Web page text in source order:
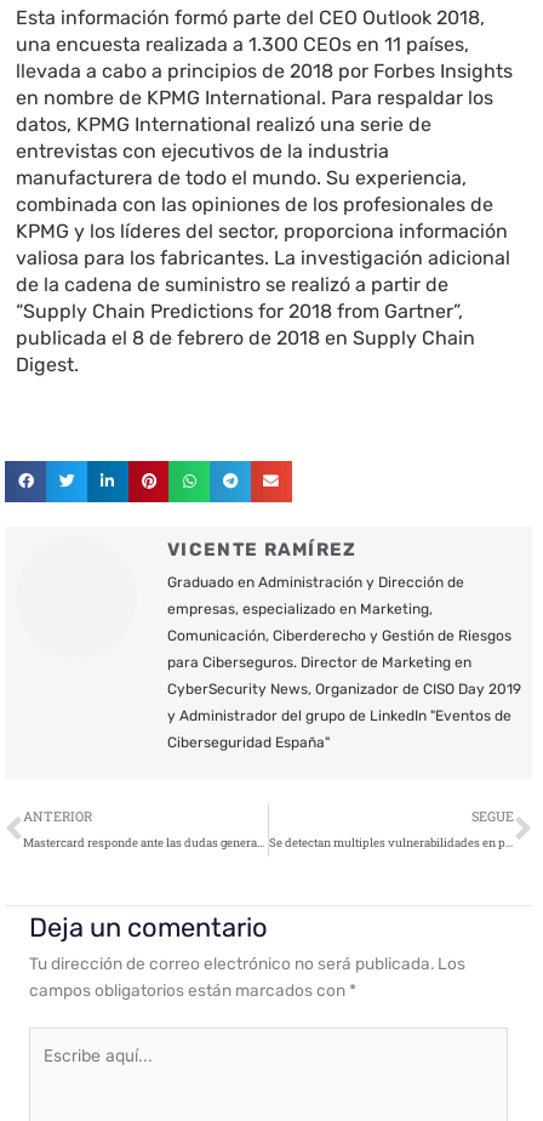
Esta información formó parte del CEO Outlook 2018,
una encuesta realizada a 1.300 CEOs en 11 países,
llevada a cabo a principios de 2018 por Forbes Insights
en nombre de KPMG International. Para respaldar los
datos, KPMG International realizó una serie de
entrevistas con ejecutivos de la industria
manufacturera de todo el mundo. Su experiencia,
combinada con las opiniones de los profesionales de
KPMG y los líderes del sector, proporciona información
valiosa para los fabricantes. La investigación adicional
de la cadena de suministro se realizó a partir de
“Supply Chain Predictions for 2018 from Gartner”,
publicada el 8 de febrero de 2018 en Supply Chain
Digest.
VICENTE RAMÍREZ
Graduado en Administración y Dirección de
empresas, especializado en Marketing,
Comunicación, Ciberderecho y Gestión de Riesgos
para Ciberseguros. Director de Marketing en
CyberSecurity News, Organizador de CISO Day 2019
y Administrador del grupo de LinkedIn "Eventos de
Ciberseguridad España"
Ant
ANTERIOR
Mastercard responde ante las dudas generadas en cuanto al uso de sus datos
SEGUE
Se detectan multiples vulnerabilidades en productos Cisco
Deja un comentario
Tu dirección de correo electrónico no será publicada. Los
campos obligatorios están marcados con *
aquí...